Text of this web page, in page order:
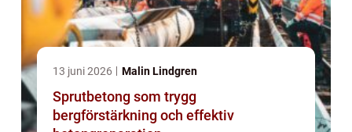
13 juni 2026 Malin Lindgren
Sprutbetong som trygg
bergförstärkning och effektiv